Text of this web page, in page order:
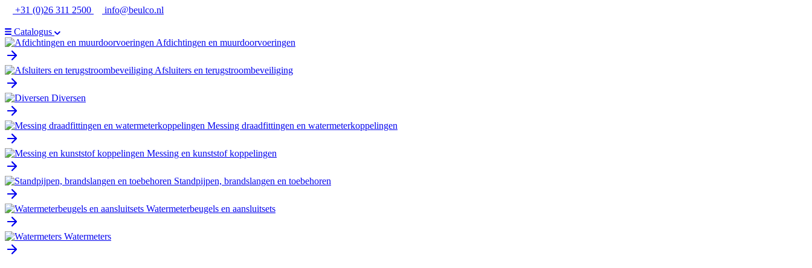
Ga
de
inhoud
+31 (0)26 311 2500 info@beulco.nl
Catalogus
Afdichtingen en muurdoorvoeringen
Afsluiters en terugstroombeveiliging
Diversen
Messing draadfittingen en watermeterkoppelingen
Messing en kunststof koppelingen
Standpijpen, brandslangen en toebehoren
Watermeterbeugels en aansluitsets
Watermeters